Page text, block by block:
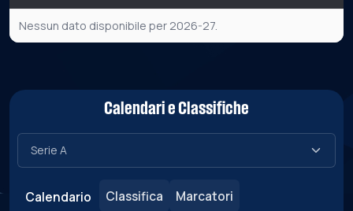
Nessun dato disponibile per 2026-27.
Calendari e Classifiche
Calendario Classifica Marcatori